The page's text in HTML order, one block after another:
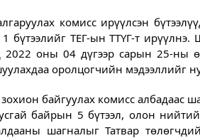
комисс ирүүлсэн
1 бүтээлийг ТЕГ-ын ТТҮГ-т
2022 оны 04 дүгээр сарын 25-ны
оролцогчийн мэдээллийг
байгуулах комисс албадаас
байрын 5 бүтээл, олон
шагналыг Татвар